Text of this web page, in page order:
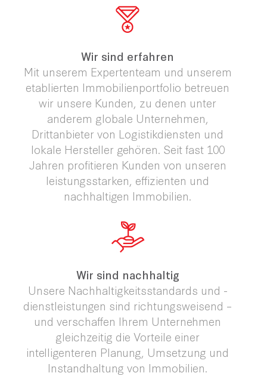
Wir sind erfahren
Mit unserem Expertenteam und unserem
etablierten Immobilienportfolio betreuen
wir unsere Kunden, zu denen unter
anderem globale Unternehmen,
Drittanbieter von Logistikdiensten und
lokale Hersteller gehören. Seit fast 100
Jahren profitieren Kunden von unseren
leistungsstarken, effizienten und
nachhaltigen Immobilien.
Wir sind nachhaltig
Unsere Nachhaltigkeitsstandards und -
dienstleistungen sind richtungsweisend –
und verschaffen Ihrem Unternehmen
gleichzeitig die Vorteile einer
intelligenteren Planung, Umsetzung und
Instandhaltung von Immobilien.